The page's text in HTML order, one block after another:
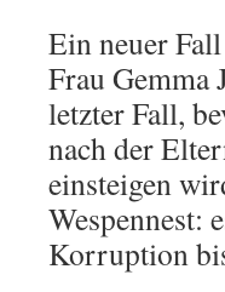
Ein neuer
Frau Gemma
letzter Fall,
nach der
einsteigen
Wespennest:
Korruption